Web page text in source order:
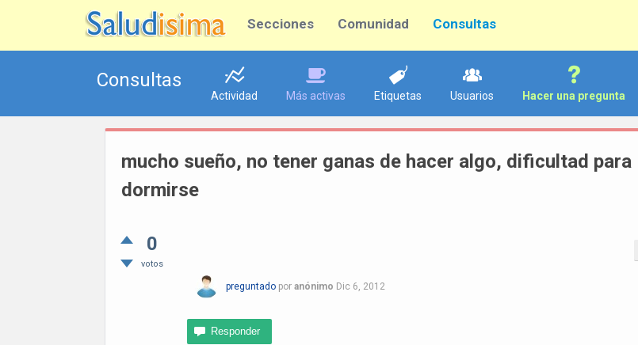
Secciones Comunidad Consultas
Consultas
Actividad Más activas Etiquetas Usuarios Hacer una pregunta
mucho sueño, no tener ganas de hacer algo, dificultad para
dormirse
0
votos
preguntado por anónimo Dic 6, 2012